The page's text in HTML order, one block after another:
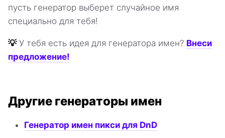
пусть генератор выберет случайное имя
специально для тебя!
💡 У тебя есть идея для генератора имен? Внеси
предложение!
Другие генераторы имен
Генератор имен пикси для DnD